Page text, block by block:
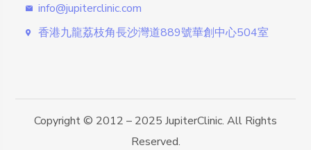
info@jupiterclinic.com
香港九龍荔枝角長沙灣道889號華創中心504室
Copyright © 2012 – 2025 JupiterClinic. All Rights
Reserved.